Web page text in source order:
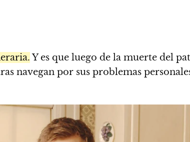
Y es que luego de la muerte del
navegan por sus problemas